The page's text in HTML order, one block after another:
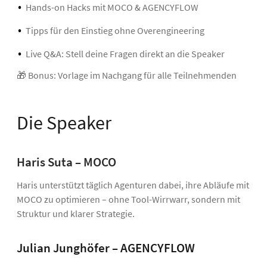
Hands-on Hacks mit MOCO & AGENCYFLOW
Tipps für den Einstieg ohne Overengineering
Live Q&A: Stell deine Fragen direkt an die Speaker
🎁 Bonus: Vorlage im Nachgang für alle Teilnehmenden
Die Speaker
Haris Suta – MOCO
Haris unterstützt täglich Agenturen dabei, ihre Abläufe mit
MOCO zu optimieren – ohne Tool-Wirrwarr, sondern mit
Struktur und klarer Strategie.
Julian Junghöfer – AGENCYFLOW